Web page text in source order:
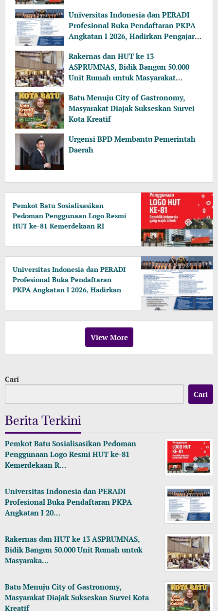
Universitas Indonesia dan PERADI
Profesional Buka Pendaftaran PKPA
Angkatan I 2026, Hadirkan Pengajar
Rakernas dan HUT ke 13
ASPRUMNAS, Bidik Bangun 50.000
Unit Rumah untuk Masyarakat
Batu Menuju City of Gastronomy,
Masyarakat Diajak Sukseskan Survei
Kota Kreatif
Urgensi BPD Membantu Pemerintah
Daerah
Pemkot Batu Sosialisasikan
Pedoman Penggunaan Logo Resmi
HUT ke-81 Kemerdekaan RI
Universitas Indonesia dan PERADI
Profesional Buka Pendaftaran
PKPA Angkatan I 2026, Hadirkan
hingga KPK
View More
Cari
Cari
Berita Terkini
Pemkot Batu Sosialisasikan Pedoman
Penggunaan Logo Resmi HUT ke-81
Kemerdekaan R…
Universitas Indonesia dan PERADI
Profesional Buka Pendaftaran PKPA
Angkatan I 20…
Rakernas dan HUT ke 13 ASPRUMNAS,
Bidik Bangun 50.000 Unit Rumah untuk
Masyaraka…
Batu Menuju City of Gastronomy,
Masyarakat Diajak Sukseskan Survei Kota
Kreatif